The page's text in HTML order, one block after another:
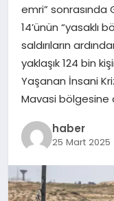
MAGAZIN
emri” sonrasında
14’ünün “yasaklı
saldırıların
yaklaşık 124 bin
Yaşanan İnsani
Mavasi bölgesine
haber
25 Mart 2025